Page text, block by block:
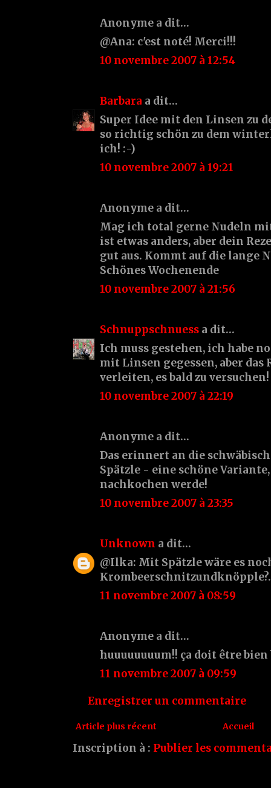
Anonyme a dit…
@Ana: c'est noté! Merci!!!
10 novembre 2007 à 12:54
Barbara a dit…
Super Idee mit den Linsen zu
so richtig schön zu dem
ich! :-)
10 novembre 2007 à 19:21
Anonyme a dit…
Mag ich total gerne Nudeln
ist etwas anders, aber dein
gut aus. Kommt auf die lange
Schönes Wochenende
10 novembre 2007 à 21:56
Schnuppschnuess a dit…
Ich muss gestehen, ich habe
mit Linsen gegessen, aber das
verleiten, es bald zu versuchen!
10 novembre 2007 à 22:19
Anonyme a dit…
Das erinnert an die
Spätzle - eine schöne
nachkochen werde!
10 novembre 2007 à 23:35
Unknown a dit…
@Ilka: Mit Spätzle wäre es
11 novembre 2007 à 08:59
Anonyme a dit…
huuuuuuuum!! ça doit être
11 novembre 2007 à 09:59
Enregistrer un commentaire
Article plus récent Accueil
Inscription à : Publier les